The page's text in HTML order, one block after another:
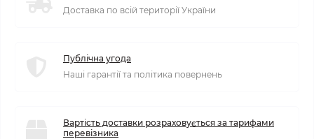
Доставка по всій території України
Публічна угода
Наші гарантії та політика повернень
Вартість доставки розраховується за тарифами
перевізника